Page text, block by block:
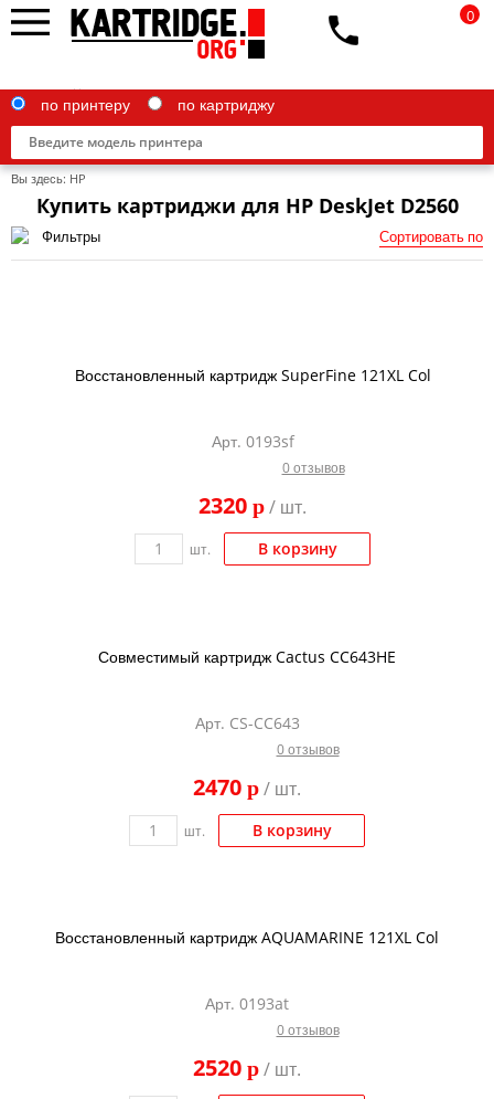
Konica Minolta
Для франкировальной машины
по принтеру по картриджу
0
Вы здесь: HP
Купить картриджи для HP DeskJet D2560
Фильтры Сортировать по
Восстановленный картридж SuperFine 121XL Col
Арт. 0193sf
0 отзывов
2320 p/ шт.
шт. В корзину
Совместимый картридж Cactus CC643HE
Арт. CS-CC643
0 отзывов
2470 p/ шт.
шт. В корзину
Восстановленный картридж AQUAMARINE 121XL Col
Арт. 0193at
0 отзывов
2520 p/ шт.